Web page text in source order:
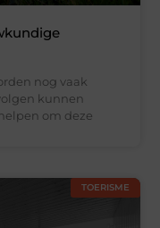
nog vaak
kunnen
om deze
TOERISME